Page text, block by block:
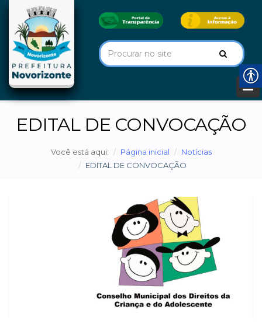
EDITAL DE CONVOCAÇÃO
Você está aqui: Página inicial
Notícias
EDITAL DE CONVOCAÇÃO